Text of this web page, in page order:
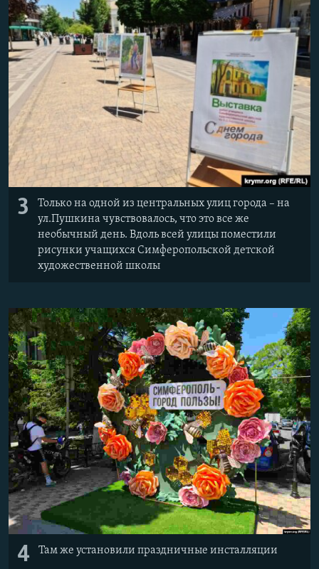
3
Только на одной из центральных улиц города – на
ул.Пушкина чувствовалось, что это все же
необычный день. Вдоль всей улицы поместили
рисунки учащихся Симферопольской детской
художественной школы
4 Там же установили праздничные инсталляции